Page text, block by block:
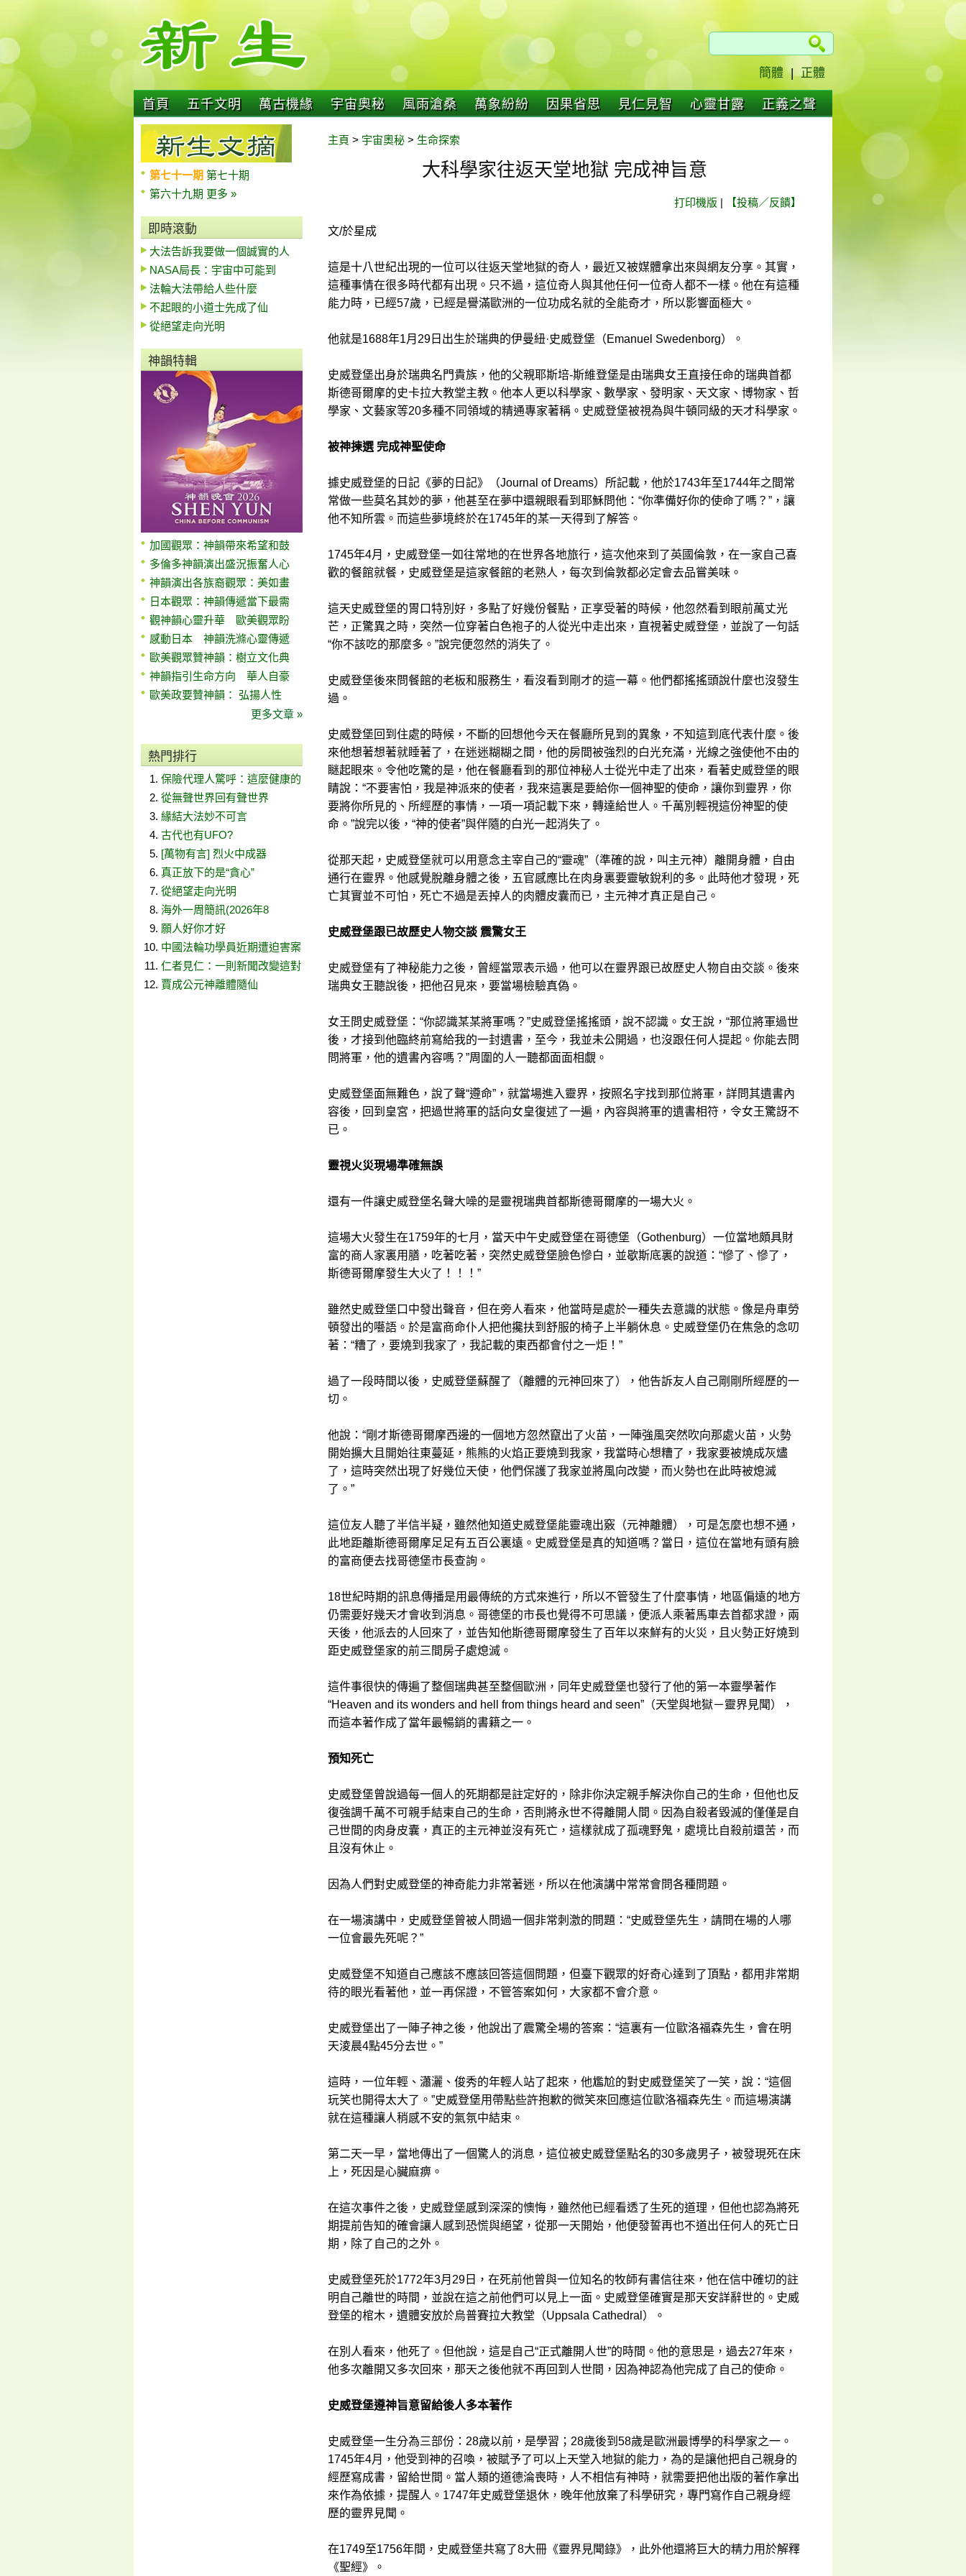
簡體 | 正體
首頁 五千文明 萬古機緣 宇宙奧秘 風雨滄桑 萬象紛紛 因果省思 見仁見智 心靈甘露 正義之聲
第七十一期 第七十期
第六十九期 更多 »
即時滾動
大法告訴我要做一個誠實的人
NASA局長：宇宙中可能到
法輪大法帶給人些什麼
不起眼的小道士先成了仙
從絕望走向光明
神韻特輯
加國觀眾：神韻帶來希望和鼓
多倫多神韻演出盛況振奮人心
神韻演出各族裔觀眾：美如畫
日本觀眾：神韻傳遞當下最需
觀神韻心靈升華 歐美觀眾盼
感動日本 神韻洗滌心靈傳遞
歐美觀眾贊神韻：樹立文化典
神韻指引生命方向 華人自豪
歐美政要贊神韻： 弘揚人性
更多文章 »
熱門排行
保險代理人驚呼：這麼健康的
從無聲世界回有聲世界
緣結大法妙不可言
古代也有UFO?
[萬物有言] 烈火中成器
真正放下的是“貪心”
從絕望走向光明
海外一周簡訊(2026年8
願人好你才好
中國法輪功學員近期遭迫害案
仁者見仁：一則新聞改變這對
賈成公元神離體隨仙
主頁 > 宇宙奧秘 > 生命探索
大科學家往返天堂地獄 完成神旨意
打印機版 | 【投稿／反饋】
文/於星成
這是十八世紀出現的一位可以往返天堂地獄的奇人，最近又被媒體拿出來與網友分享。其實，
這種事情在很多時代都有出現。只不過，這位奇人與其他任何一位奇人都不一樣。他在有這種
能力時，已經57歲，已經是譽滿歐洲的一位功成名就的全能奇才，所以影響面極大。
他就是1688年1月29日出生於瑞典的伊曼紐·史威登堡（Emanuel Swedenborg）。
史威登堡出身於瑞典名門貴族，他的父親耶斯培-斯維登堡是由瑞典女王直接任命的瑞典首都
斯德哥爾摩的史卡拉大教堂主教。他本人更以科學家、數學家、發明家、天文家、博物家、哲
學家、文藝家等20多種不同領域的精通專家著稱。史威登堡被視為與牛頓同級的天才科學家。
被神揀選 完成神聖使命
據史威登堡的日記《夢的日記》（Journal of Dreams）所記載，他於1743年至1744年之間常
常做一些莫名其妙的夢，他甚至在夢中還親眼看到耶穌問他：“你準備好你的使命了嗎？”，讓
他不知所雲。而這些夢境終於在1745年的某一天得到了解答。
1745年4月，史威登堡一如往常地的在世界各地旅行，這次他來到了英國倫敦，在一家自己喜
歡的餐館就餐，史威登堡是這家餐館的老熟人，每次到倫敦都必定會去品嘗美味。
這天史威登堡的胃口特別好，多點了好幾份餐點，正享受著的時候，他忽然看到眼前萬丈光
芒，正驚異之時，突然一位穿著白色袍子的人從光中走出來，直視著史威登堡，並說了一句話
“你不該吃的那麼多。”說完便忽然的消失了。
史威登堡後來問餐館的老板和服務生，看沒看到剛才的這一幕。他們都搖搖頭說什麼也沒發生
過。
史威登堡回到住處的時候，不斷的回想他今天在餐廳所見到的異象，不知這到底代表什麼。後
來他想著想著就睡著了，在迷迷糊糊之間，他的房間被強烈的白光充滿，光線之強使他不由的
瞇起眼來。令他吃驚的是，他在餐廳看到的那位神秘人士從光中走了出來，看著史威登堡的眼
睛說：“不要害怕，我是神派來的使者，我來這裏是要給你一個神聖的使命，讓你到靈界，你
要將你所見的、所經歷的事情，一項一項記載下來，轉達給世人。千萬別輕視這份神聖的使
命。”說完以後，“神的使者”與伴隨的白光一起消失了。
從那天起，史威登堡就可以用意念主宰自己的“靈魂”（準確的說，叫主元神）離開身體，自由
通行在靈界。他感覺脫離身體之後，五官感應比在肉身裏要靈敏銳利的多。此時他才發現，死
亡其實並不可怕，死亡不過是丟掉人的肉體皮囊而已，主元神才真正是自己。
史威登堡跟已故歷史人物交談 震驚女王
史威登堡有了神秘能力之後，曾經當眾表示過，他可以在靈界跟已故歷史人物自由交談。後來
瑞典女王聽說後，把他召見來，要當場檢驗真偽。
女王問史威登堡：“你認識某某將軍嗎？”史威登堡搖搖頭，說不認識。女王說，“那位將軍過世
後，才接到他臨終前寫給我的一封遺書，至今，我並未公開過，也沒跟任何人提起。你能去問
問將軍，他的遺書內容嗎？”周圍的人一聽都面面相覷。
史威登堡面無難色，說了聲“遵命”，就當場進入靈界，按照名字找到那位將軍，詳問其遺書內
容後，回到皇宮，把過世將軍的話向女皇復述了一遍，內容與將軍的遺書相符，令女王驚訝不
已。
靈視火災現場準確無誤
還有一件讓史威登堡名聲大噪的是靈視瑞典首都斯德哥爾摩的一場大火。
這場大火發生在1759年的七月，當天中午史威登堡在哥德堡（Gothenburg）一位當地頗具財
富的商人家裏用膳，吃著吃著，突然史威登堡臉色慘白，並歇斯底裏的說道：“慘了、慘了，
斯德哥爾摩發生大火了！！！”
雖然史威登堡口中發出聲音，但在旁人看來，他當時是處於一種失去意識的狀態。像是舟車勞
頓發出的囈語。於是富商命仆人把他攙扶到舒服的椅子上半躺休息。史威登堡仍在焦急的念叨
著：“糟了，要燒到我家了，我記載的東西都會付之一炬！”
過了一段時間以後，史威登堡蘇醒了（離體的元神回來了），他告訴友人自己剛剛所經歷的一
切。
他說：“剛才斯德哥爾摩西邊的一個地方忽然竄出了火苗，一陣強風突然吹向那處火苗，火勢
開始擴大且開始往東蔓延，熊熊的火焰正要燒到我家，我當時心想糟了，我家要被燒成灰燼
了，這時突然出現了好幾位天使，他們保護了我家並將風向改變，而火勢也在此時被熄滅
了。”
這位友人聽了半信半疑，雖然他知道史威登堡能靈魂出竅（元神離體），可是怎麼也想不通，
此地距離斯德哥爾摩足足有五百公裏遠。史威登堡是真的知道嗎？當日，這位在當地有頭有臉
的富商便去找哥德堡市長查詢。
18世紀時期的訊息傳播是用最傳統的方式來進行，所以不管發生了什麼事情，地區偏遠的地方
仍需要好幾天才會收到消息。哥德堡的市長也覺得不可思議，便派人乘著馬車去首都求證，兩
天後，他派去的人回來了，並告知他斯德哥爾摩發生了百年以來鮮有的火災，且火勢正好燒到
距史威登堡家的前三間房子處熄滅。
這件事很快的傳遍了整個瑞典甚至整個歐洲，同年史威登堡也發行了他的第一本靈學著作
“Heaven and its wonders and hell from things heard and seen”（天堂與地獄－靈界見聞），
而這本著作成了當年最暢銷的書籍之一。
預知死亡
史威登堡曾說過每一個人的死期都是註定好的，除非你決定親手解決你自己的生命，但他也反
復強調千萬不可親手結束自己的生命，否則將永世不得離開人間。因為自殺者毀滅的僅僅是自
己世間的肉身皮囊，真正的主元神並沒有死亡，這樣就成了孤魂野鬼，處境比自殺前還苦，而
且沒有休止。
因為人們對史威登堡的神奇能力非常著迷，所以在他演講中常常會問各種問題。
在一場演講中，史威登堡曾被人問過一個非常刺激的問題：“史威登堡先生，請問在場的人哪
一位會最先死呢？”
史威登堡不知道自己應該不應該回答這個問題，但臺下觀眾的好奇心達到了頂點，都用非常期
待的眼光看著他，並一再保證，不管答案如何，大家都不會介意。
史威登堡出了一陣子神之後，他說出了震驚全場的答案：“這裏有一位歐洛福森先生，會在明
天淩晨4點45分去世。”
這時，一位年輕、瀟灑、俊秀的年輕人站了起來，他尷尬的對史威登堡笑了一笑，說：“這個
玩笑也開得太大了。”史威登堡用帶點些許抱歉的微笑來回應這位歐洛福森先生。而這場演講
就在這種讓人稍感不安的氣氛中結束。
第二天一早，當地傳出了一個驚人的消息，這位被史威登堡點名的30多歲男子，被發現死在床
上，死因是心臟麻痹。
在這次事件之後，史威登堡感到深深的懊悔，雖然他已經看透了生死的道理，但他也認為將死
期提前告知的確會讓人感到恐慌與絕望，從那一天開始，他便發誓再也不道出任何人的死亡日
期，除了自己的之外。
史威登堡死於1772年3月29日，在死前他曾與一位知名的牧師有書信往來，他在信中確切的註
明自己離世的時間，並說在這之前他們可以見上一面。史威登堡確實是那天安詳辭世的。史威
登堡的棺木，遺體安放於烏普賽拉大教堂（Uppsala Cathedral）。
在別人看來，他死了。但他說，這是自己“正式離開人世”的時間。他的意思是，過去27年來，
他多次離開又多次回來，那天之後他就不再回到人世間，因為神認為他完成了自己的使命。
史威登堡遵神旨意留給後人多本著作
史威登堡一生分為三部份：28歲以前，是學習；28歲後到58歲是歐洲最博學的科學家之一。
1745年4月，他受到神的召喚，被賦予了可以上天堂入地獄的能力，為的是讓他把自己親身的
經歷寫成書，留給世間。當人類的道德淪喪時，人不相信有神時，就需要把他出版的著作拿出
來作為依據，提醒人。1747年史威登堡退休，晚年他放棄了科學研究，專門寫作自己親身經
歷的靈界見聞。
在1749至1756年間，史威登堡共寫了8大冊《靈界見聞錄》，此外他還將巨大的精力用於解釋
《聖經》。